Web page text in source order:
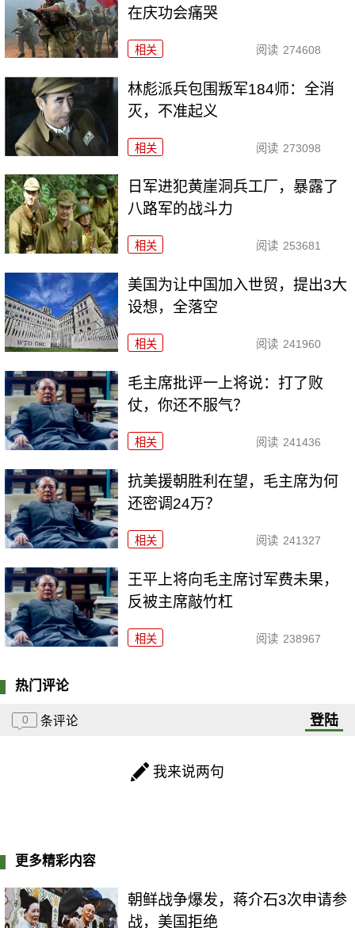
在庆功会痛哭
相关 阅读 274608
林彪派兵包围叛军184师：全消
灭，不准起义
相关 阅读 273098
日军进犯黄崖洞兵工厂，暴露了
八路军的战斗力
相关 阅读 253681
美国为让中国加入世贸，提出3大
设想，全落空
相关 阅读 241960
毛主席批评一上将说：打了败
仗，你还不服气？
相关 阅读 241436
抗美援朝胜利在望，毛主席为何
还密调24万？
相关 阅读 241327
王平上将向毛主席讨军费未果，
反被主席敲竹杠
相关 阅读 238967
热门评论
0 条评论 登陆
我来说两句
更多精彩内容
朝鲜战争爆发，蒋介石3次申请参
战，美国拒绝